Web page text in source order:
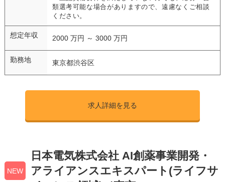
類選考可能な場合がありますので、遠慮なくご相談
ください。
想定年収 2000 万円 ～ 3000 万円
勤務地 東京都渋谷区
求人詳細を見る
NEW
日本電気株式会社 AI創薬事業開発・
アライアンスエキスパート(ライフサ